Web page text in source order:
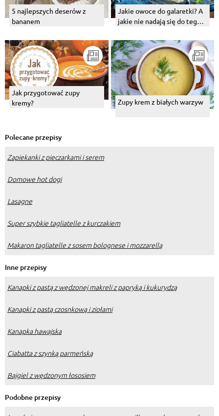
5 najlepszych deserów z
bananem
Jakie owoce do galaretki? A
jakie nie nadają się do tego
Jak przygotować zupy
kremy?
Zupy krem z białych warzyw
Polecane przepisy
Zapiekanki z pieczarkami i serem
Domowe hot dogi
Lasagne
Super szybkie tagliatelle z kurczakiem
Makaron tagliatelle z sosem bolognese i mozzarellą
Inne przepisy
Kanapki z pastą z wędzonej makreli z papryką i kukurydzą
Kanapki z pastą czosnkową i ziołami
Kanapka hawajska
Ciabatta z szynką parmeńską
Bajgiel z wędzonym łososiem
Podobne przepisy